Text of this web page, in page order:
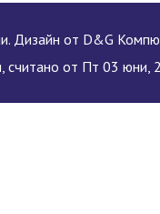
Дизайн от D&G
считано от Пт 03 юни,